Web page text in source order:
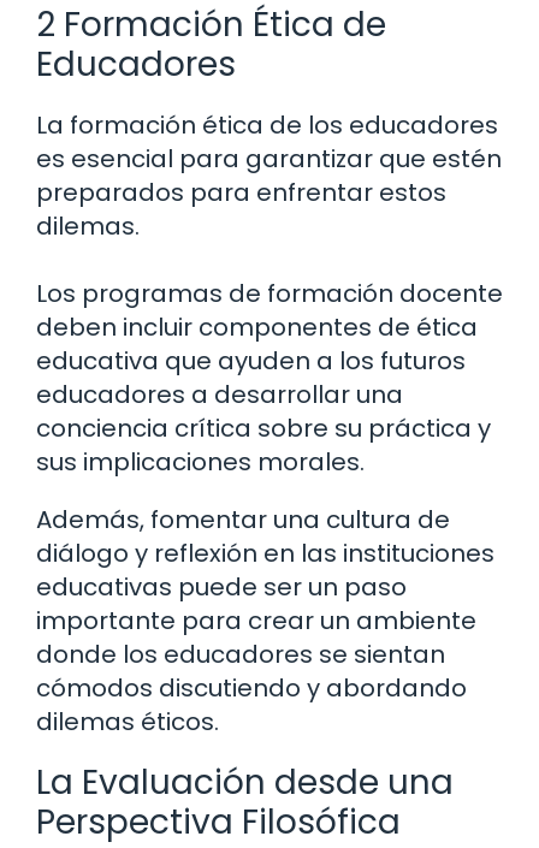
2 Formación Ética de
Educadores
La formación ética de los educadores
es esencial para garantizar que estén
preparados para enfrentar estos
dilemas.
Los programas de formación docente
deben incluir componentes de ética
educativa que ayuden a los futuros
educadores a desarrollar una
conciencia crítica sobre su práctica y
sus implicaciones morales.
Además, fomentar una cultura de
diálogo y reflexión en las instituciones
educativas puede ser un paso
importante para crear un ambiente
donde los educadores se sientan
cómodos discutiendo y abordando
dilemas éticos.
La Evaluación desde una
Perspectiva Filosófica